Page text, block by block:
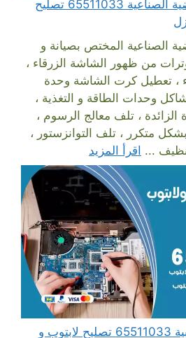
مهندس كمبيوتر العارضية الصناعية 65511033 تصليح
الصناعية المختص بصيانة و
من ظهور الشاشة الزرقاء ،
، تعطيل كرت الشاشة وحدة
وحدات الطاقة و التغذية ،
، تلف معالج الرسوم ،
متكرر ، تلف التوانزستور ،
... اقرأ المزيد
مهندس كمبيوتر الصليبية 65511033 تصليح لابتوب و